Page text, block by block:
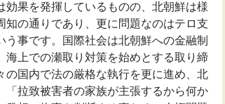
果を発揮しているものの、北朝鮮は様
知の通りであり、更に問題なのはテロ支
事です。国際社会は北朝鮮への金融制
上での瀬取り対策を始めとする取り締
の国内で法の厳格な執行を更に進め、北
拉致被害者の家族が主張するから何か